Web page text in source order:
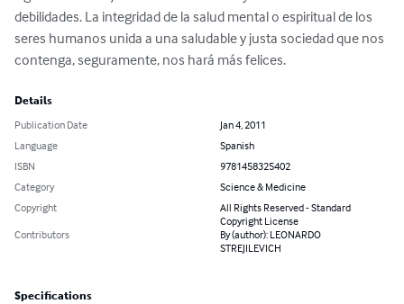
debilidades. La integridad de la salud mental o espiritual de los
seres humanos unida a una saludable y justa sociedad que nos
contenga, seguramente, nos hará más felices.
Details
Publication Date
Jan 4, 2011
Language
Spanish
ISBN
9781458325402
Category
Science & Medicine
Copyright
All Rights Reserved - Standard
Copyright License
Contributors
By (author): LEONARDO
STREJILEVICH
Specifications